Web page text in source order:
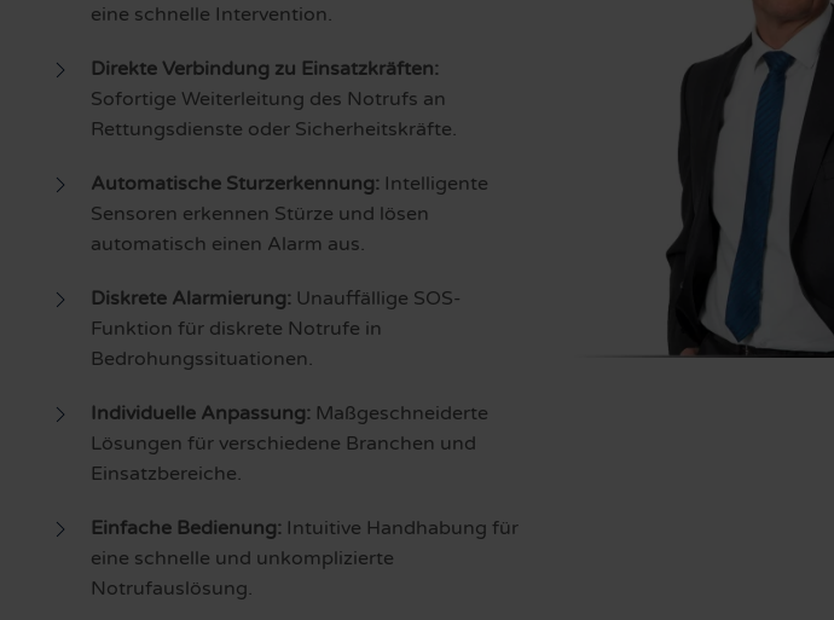
eine schnelle Intervention.
Direkte Verbindung zu Einsatzkräften:
Sofortige Weiterleitung des Notrufs an
Rettungsdienste oder Sicherheitskräfte.
Automatische Sturzerkennung: Intelligente
Sensoren erkennen Stürze und lösen
automatisch einen Alarm aus.
Diskrete Alarmierung: Unauffällige SOS-
Funktion für diskrete Notrufe in
Bedrohungssituationen.
Individuelle Anpassung: Maßgeschneiderte
Lösungen für verschiedene Branchen und
Einsatzbereiche.
Einfache Bedienung: Intuitive Handhabung für
eine schnelle und unkomplizierte
Notrufauslösung.